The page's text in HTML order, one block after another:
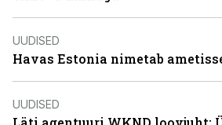
UUDISED
Havas Estonia nimetab
UUDISED